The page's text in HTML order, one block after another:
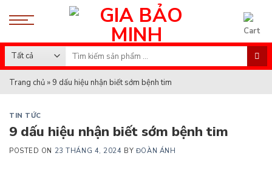
Search
for:
Trang chủ » 9 dấu hiệu nhận biết sớm bệnh tim
TIN TỨC
9 dấu hiệu nhận biết sớm bệnh tim
POSTED ON 23 THÁNG 4, 2024 BY ĐOÀN ÁNH